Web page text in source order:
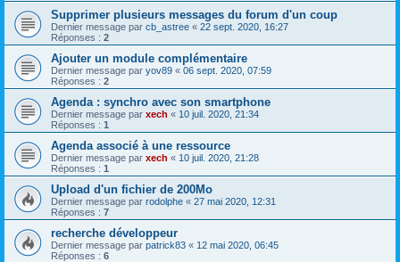
Supprimer plusieurs messages du forum d'un coup
Dernier message par cb_astree « 22 sept. 2020, 16:27
Réponses : 2
Ajouter un module complémentaire
Dernier message par yov89 « 06 sept. 2020, 07:59
Réponses : 2
Agenda : synchro avec son smartphone
Dernier message par xech « 10 juil. 2020, 21:34
Réponses : 1
Agenda associé à une ressource
Dernier message par xech « 10 juil. 2020, 21:28
Réponses : 1
Upload d'un fichier de 200Mo
Dernier message par rodolphe « 27 mai 2020, 12:31
Réponses : 7
recherche développeur
Dernier message par patrick83 « 12 mai 2020, 06:45
Réponses : 6